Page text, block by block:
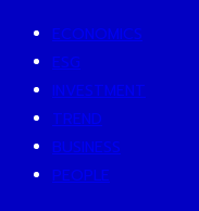
ECONOMICS
ESG
INVESTMENT
TREND
BUSINESS
PEOPLE